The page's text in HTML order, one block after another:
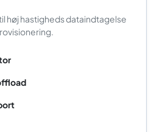
høj hastigheds dataindtagelse